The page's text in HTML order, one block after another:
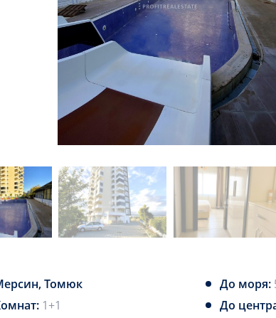
Томюк До моря:
1+1 До